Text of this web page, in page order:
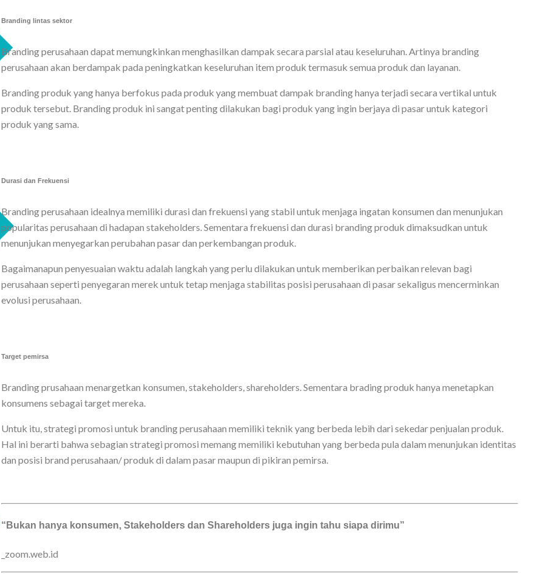
Branding lintas sektor
Branding perusahaan dapat memungkinkan menghasilkan dampak secara parsial atau keseluruhan. Artinya branding
perusahaan akan berdampak pada peningkatkan keseluruhan item produk termasuk semua produk dan layanan.
Branding produk yang hanya berfokus pada produk yang membuat dampak branding hanya terjadi secara vertikal untuk
produk tersebut. Branding produk ini sangat penting dilakukan bagi produk yang ingin berjaya di pasar untuk kategori
produk yang sama.
Durasi dan Frekuensi
Branding perusahaan idealnya memiliki durasi dan frekuensi yang stabil untuk menjaga ingatan konsumen dan menunjukan
popularitas perusahaan di hadapan stakeholders. Sementara frekuensi dan durasi branding produk dimaksudkan untuk
menunjukan menyegarkan perubahan pasar dan perkembangan produk.
Bagaimanapun penyesuaian waktu adalah langkah yang perlu dilakukan untuk memberikan perbaikan relevan bagi
perusahaan seperti penyegaran merek untuk tetap menjaga stabilitas posisi perusahaan di pasar sekaligus mencerminkan
evolusi perusahaan.
Target pemirsa
Branding prusahaan menargetkan konsumen, stakeholders, shareholders. Sementara brading produk hanya menetapkan
konsumens sebagai target mereka.
Untuk itu, strategi promosi untuk branding perusahaan memiliki teknik yang berbeda lebih dari sekedar penjualan produk.
Hal ini berarti bahwa sebagian strategi promosi memang memiliki kebutuhan yang berbeda pula dalam menunjukan identitas
dan posisi brand perusahaan/ produk di dalam pasar maupun di pikiran pemirsa.
“Bukan hanya konsumen, Stakeholders dan Shareholders juga ingin tahu siapa dirimu”
_zoom.web.id